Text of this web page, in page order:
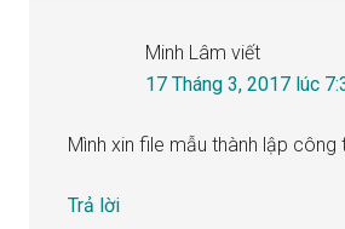
Minh Lâm viết
17 Tháng 3, 2017 lúc
Mình xin file mẫu thành lập
Trả lời